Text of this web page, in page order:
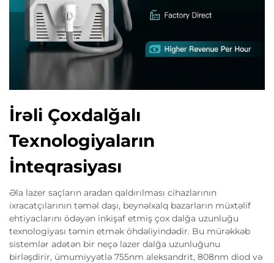
İrəli Çoxdalğalı
Texnologiyaların
İnteqrasiyası
Əla lazer saçların aradan qaldırılması cihazlarının
ixracatçılarının təməl daşı, beynəlxalq bazarların müxtəlif
ehtiyaclarını ödəyən inkişaf etmiş çox dalğa uzunluğu
texnologiyası təmin etmək öhdəliyindədir. Bu mürəkkəb
sistemlər adətən bir neçə lazer dalğa uzunluğunu
birləşdirir, ümumiyyətlə 755nm aleksandrit, 808nm diod və